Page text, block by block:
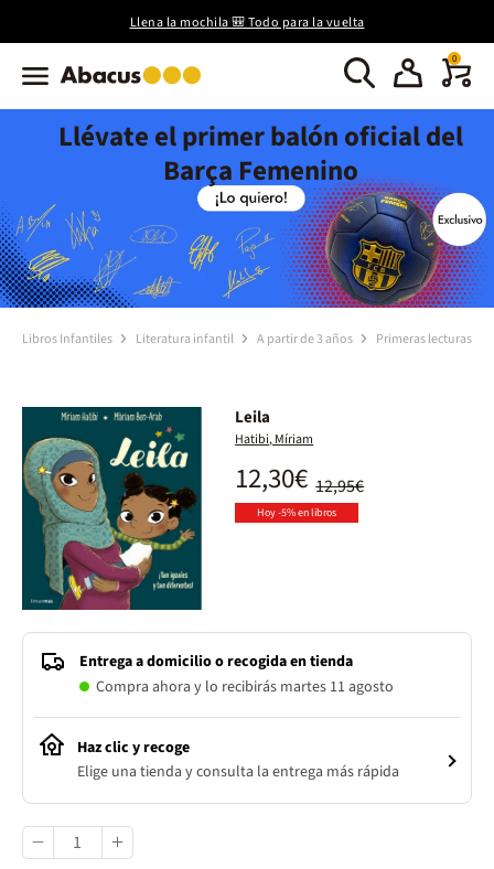
Llena la mochila 🎒 Todo para la vuelta
0
Llévate el primer balón oficial del
Barça Femenino
Libros Infantiles Literatura infantil A partir de 3 años Primeras lecturas
Leila
Hatibi, Míriam
12,95€
12,30€
Hoy -5% en libros
Entrega a domicilio o recogida en tienda
Compra ahora y lo recibirás martes 11 agosto
Haz clic y recoge
Elige una tienda y consulta la entrega más rápida